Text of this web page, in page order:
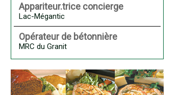
Appariteur.trice concierge
Lac-Mégantic
Opérateur de bétonnière
MRC du Granit